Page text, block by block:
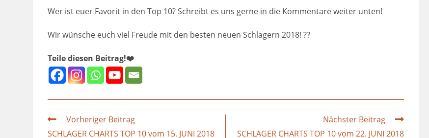
Wer ist euer Favorit in den Top 10? Schreibt es uns gerne in die Kommentare weiter unten!
Wir wünsche euch viel Freude mit den besten neuen Schlagern 2018!??
Teile diesen Beitrag!❤️
Vorheriger Beitrag
SCHLAGER CHARTS TOP 10 vom 15. JUNI 2018
Nächster Beitrag
SCHLAGER CHARTS TOP 10 vom 22. JUNI 2018